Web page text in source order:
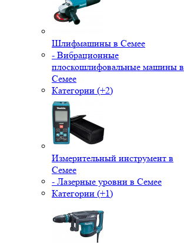
Шлифмашины в Семее
- Вибрационные
плоскошлифовальные машины в
Семее
Категории (+2)
Измерительный инструмент в
Семее
- Лазерные уровни в Семее
Категории (+1)